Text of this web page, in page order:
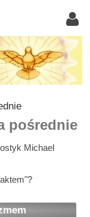
pośrednie
Michael